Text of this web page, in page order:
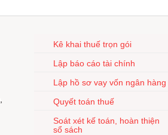
Kê khai thuế trọn gói
Lập báo cáo tài chính
Lập hồ sơ vay vốn ngân hàng
Quyết toán thuế
Soát xét kế toán, hoàn thiện
sổ sách